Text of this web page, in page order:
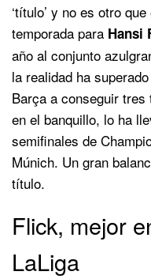
‘título’ y no es otro
temporada para Hansi
año al conjunto
la realidad ha
Barça a conseguir
en el banquillo, lo ha
semifinales de
Múnich. Un gran
título.
Flick, mejor
LaLiga